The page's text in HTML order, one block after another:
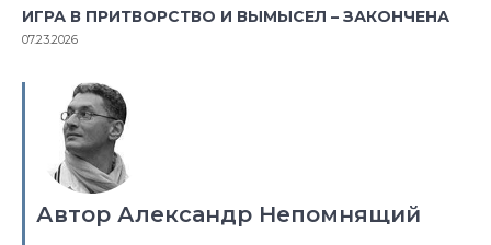
ИГРА В ПРИТВОРСТВО И ВЫМЫСЕЛ – ЗАКОНЧЕНА
07.23.2026
Автор Александр Непомнящий